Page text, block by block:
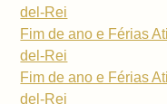
del-Rei
Fim de ano e Férias
del-Rei
Fim de ano e Férias
del-Rei